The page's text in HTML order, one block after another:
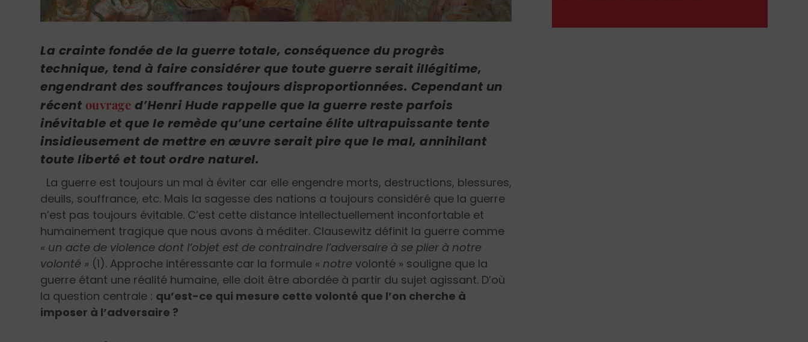
La crainte fondée de la guerre totale, conséquence du progrès
technique, tend à faire considérer que toute guerre serait illégitime,
engendrant des souffrances toujours disproportionnées. Cependant un
récent ouvrage d’Henri Hude rappelle que la guerre reste parfois
inévitable et que le remède qu’une certaine élite ultrapuissante tente
insidieusement de mettre en œuvre serait pire que le mal, annihilant
toute liberté et tout ordre naturel.
La guerre est toujours un mal à éviter car elle engendre morts, destructions, blessures,
deuils, souffrance, etc. Mais la sagesse des nations a toujours considéré que la guerre
n’est pas toujours évitable. C’est cette distance intellectuellement inconfortable et
humainement tragique que nous avons à méditer. Clausewitz définit la guerre comme
« un acte de violence dont l’objet est de contraindre l’adversaire à se plier à notre
volonté » (1). Approche intéressante car la formule « notre volonté » souligne que la
guerre étant une réalité humaine, elle doit être abordée à partir du sujet agissant. D’où
la question centrale : qu’est-ce qui mesure cette volonté que l’on cherche à
imposer à l’adversaire ?